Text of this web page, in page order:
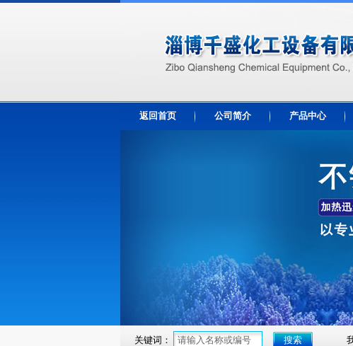
返回首页 公司简介 产品中心
关键词：